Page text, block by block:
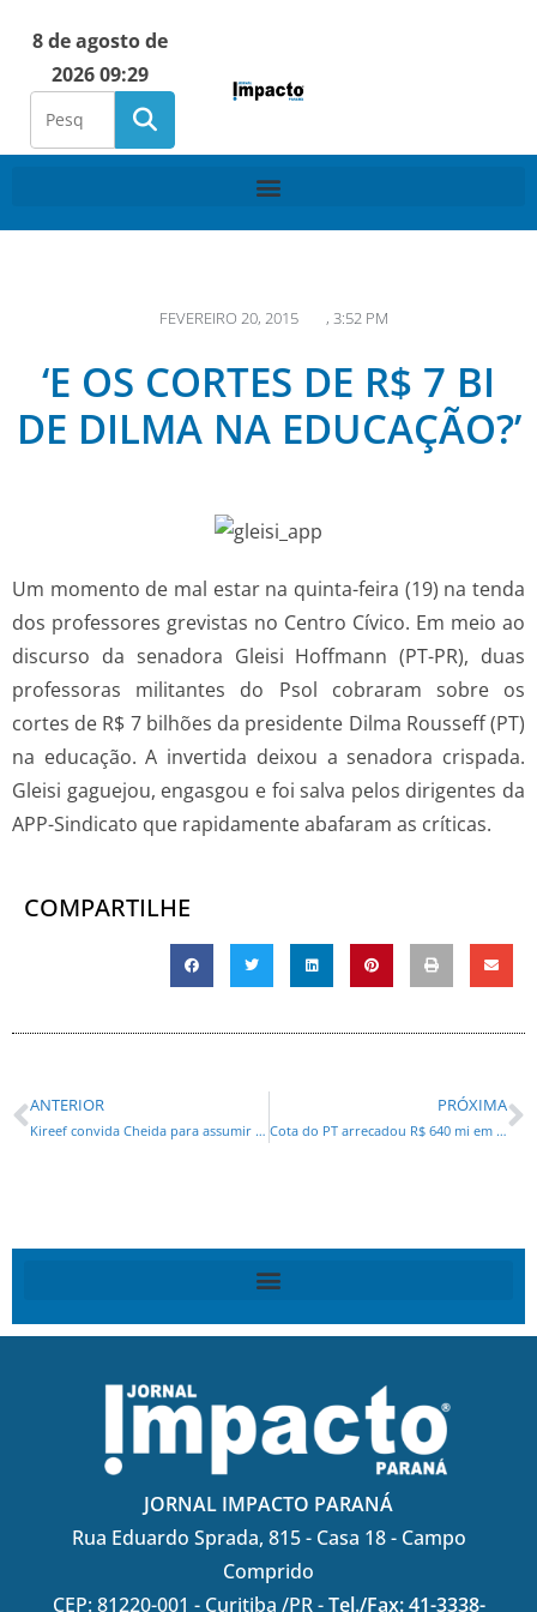
8 de agosto de
2026 09:29
FEVEREIRO 20, 2015 , 3:52 PM
‘E OS CORTES DE R$ 7 BI
DE DILMA NA EDUCAÇÃO?’
Um momento de mal estar na quinta-feira (19) na tenda
dos professores grevistas no Centro Cívico. Em meio ao
discurso da senadora Gleisi Hoffmann (PT-PR), duas
professoras militantes do Psol cobraram sobre os
cortes de R$ 7 bilhões da presidente Dilma Rousseff (PT)
na educação. A invertida deixou a senadora crispada.
Gleisi gaguejou, engasgou e foi salva pelos dirigentes da
APP-Sindicato que rapidamente abafaram as críticas.
COMPARTILHE
ANTERIOR
Kireef convida Cheida para assumir Meio Ambiente em Londrina
PRÓXIMA
Cota do PT arrecadou R$ 640 mi em propina
JORNAL IMPACTO PARANÁ
Rua Eduardo Sprada, 815 - Casa 18 - Campo
Comprido
CEP: 81220-001 - Curitiba /PR -Tel./Fax: 41-3338-